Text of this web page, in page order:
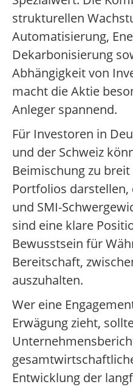
strukturellen
Automatisierung,
Dekarbonisierung
Abhängigkeit von
macht die Aktie
Anleger spannend.
Für Investoren in
und der Schweiz
Beimischung zu
Portfolios darstellen,
und SMI-
sind eine klare
Bewusstsein für
Bereitschaft,
auszuhalten.
Wer eine
Erwägung zieht,
Entwicklung der